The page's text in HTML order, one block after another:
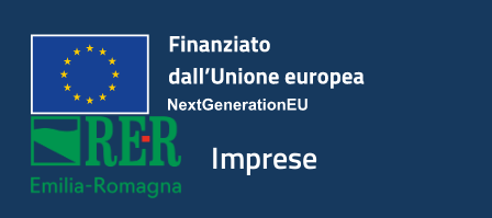
Imprese